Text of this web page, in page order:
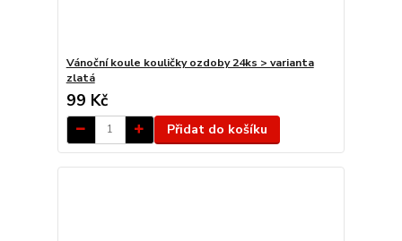
Vánoční koule kouličky ozdoby 24ks > varianta
zlatá
99 Kč
Přidat do košíku